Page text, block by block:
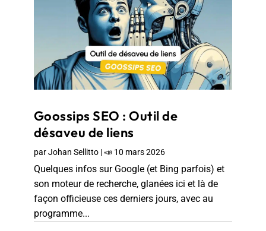
Goossips SEO : Outil de
désaveu de liens
parJohan Sellitto|📣 10 mars 2026
Quelques infos sur Google (et Bing parfois) et
son moteur de recherche, glanées ici et là de
façon officieuse ces derniers jours, avec au
programme...